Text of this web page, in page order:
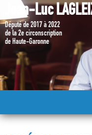
Jean-Luc
Député de 2017 à 2022
de la 2e circonscription
de Haute-Garonne